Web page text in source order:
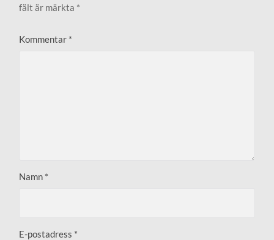
fält är märkta *
Kommentar *
Namn *
E-postadress *